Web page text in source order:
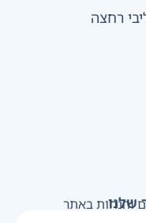
רחצה
שלנו
והנחות באתר